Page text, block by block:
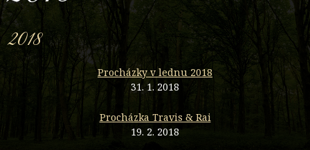
2018
Procházky v lednu 2018
31. 1. 2018
Procházka Travis & Rai
19. 2. 2018